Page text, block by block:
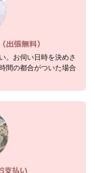
。お伺い日時を決めさ
間の都合がついた場合